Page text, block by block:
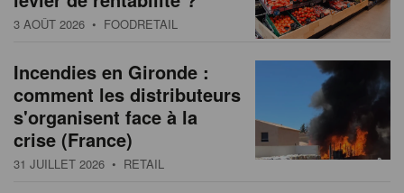
3 AOÛT 2026 • FOODRETAIL
Incendies en Gironde :
comment les distributeurs
s'organisent face à la
crise (France)
31 JUILLET 2026 • RETAIL